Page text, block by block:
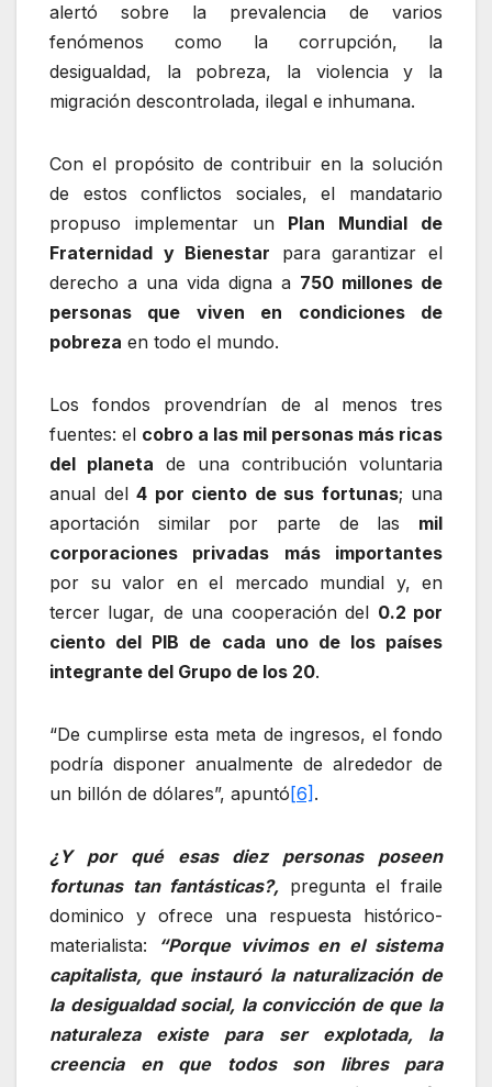
alertó sobre la prevalencia de varios
fenómenos como la corrupción, la
desigualdad, la pobreza, la violencia y la
migración descontrolada, ilegal e inhumana.
Con el propósito de contribuir en la solución
de estos conflictos sociales, el mandatario
propuso implementar un Plan Mundial de
Fraternidad y Bienestar para garantizar el
derecho a una vida digna a 750 millones de
personas que viven en condiciones de
pobreza en todo el mundo.
Los fondos provendrían de al menos tres
fuentes: el cobro a las mil personas más ricas
del planeta de una contribución voluntaria
anual del 4 por ciento de sus fortunas; una
aportación similar por parte de las mil
corporaciones privadas más importantes
por su valor en el mercado mundial y, en
tercer lugar, de una cooperación del 0.2 por
ciento del PIB de cada uno de los países
integrante del Grupo de los 20.
“De cumplirse esta meta de ingresos, el fondo
podría disponer anualmente de alrededor de
un billón de dólares”, apuntó [6] .
¿Y por qué esas diez personas poseen
fortunas tan fantásticas?, pregunta el fraile
dominico y ofrece una respuesta histórico-
materialista:
“Porque vivimos en el sistema
capitalista, que instauró la naturalización de
la desigualdad social, la convicción de que la
naturaleza existe para ser explotada, la
creencia en que todos son libres para